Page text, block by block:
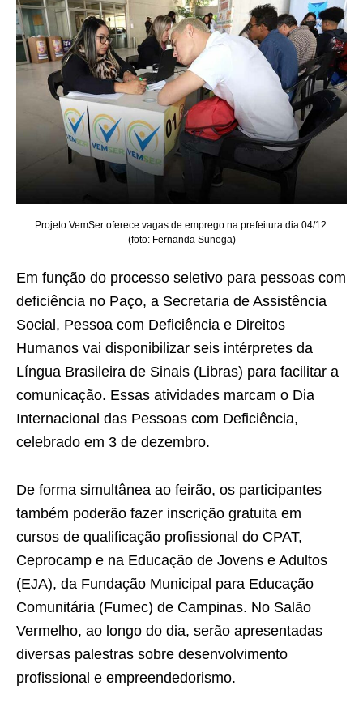
Projeto VemSer oferece vagas de emprego na prefeitura dia 04/12.
(foto: Fernanda Sunega)
Em função do processo seletivo para pessoas com
deficiência no Paço, a Secretaria de Assistência
Social, Pessoa com Deficiência e Direitos
Humanos vai disponibilizar seis intérpretes da
Língua Brasileira de Sinais (Libras) para facilitar a
comunicação. Essas atividades marcam o Dia
Internacional das Pessoas com Deficiência,
celebrado em 3 de dezembro.
De forma simultânea ao feirão, os participantes
também poderão fazer inscrição gratuita em
cursos de qualificação profissional do CPAT,
Ceprocamp e na Educação de Jovens e Adultos
(EJA), da Fundação Municipal para Educação
Comunitária (Fumec) de Campinas. No Salão
Vermelho, ao longo do dia, serão apresentadas
diversas palestras sobre desenvolvimento
profissional e empreendedorismo.